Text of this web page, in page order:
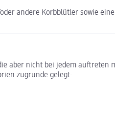
andere Korbblütler sowie
aber nicht bei jedem auftreten
zugrunde gelegt: